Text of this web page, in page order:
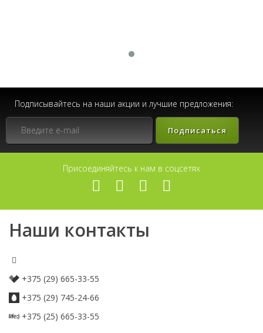
Подписывайтесь на наши акции и лучшие предложения:
Подписаться
Присоединяйтесь к нам в соцсетях
Наши контакты
+375 (29) 665-33-55
+375 (29) 745-24-66
+375 (25) 665-33-55